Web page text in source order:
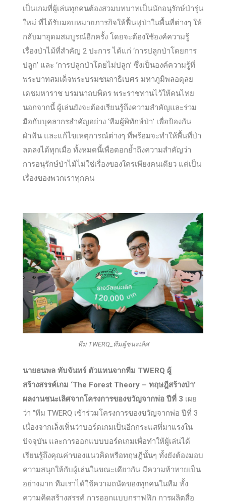
เป็นเกมที่ผู้เล่นทุกคนต้องสวมบทบาทเป็นนักอนุรักษ์ป่ารุ่น
ใหม่ ที่ได้รับมอบหมายภารกิจให้ฟื้นฟูป่าในพื้นที่ต่างๆ ให้
กลับมาอุดมสมบูรณ์อีกครั้ง โดยจะต้องใช้องค์ความรู้
เรื่องป่าไม้ที่สำคัญ 2 ปะการ ได้แก่ ‘การปลูกป่าโดยการ
ปลูก’ และ ‘การปลูกป่าโดยไม่ปลูก’ ซึ่งเป็นองค์ความรู้ที่
พระบาทสมเด็จพระบรมชนกาธิเบศร มหาภูมิพลอดุลย
เดชมหาราช บรมนาถบพิตร พระราชทานไว้ให้คนไทย
นอกจากนี้ ผู้เล่นยังจะต้องเรียนรู้ถึงความสำคัญและร่วม
มือกับบุคลากรสำคัญอย่าง ‘ทีมผู้พิทักษ์ป่า’ เพื่อป้องกัน
ฝ่าฟัน และแก้ไขเหตุการณ์ต่างๆ ที่พร้อมจะทำให้พื้นที่ป่า
ลดลงได้ทุกเมื่อ ทั้งหมดนี้เพื่อตอกย้ำถึงความสำคัญว่า
การอนุรักษ์ป่าไม้ไม่ใช่เรื่องของใครเพียงคนเดียว แต่เป็น
เรื่องของพวกเราทุกคน
ทีม TWERQ_ทีมผู้ชนะเลิศ
นายธนพล ทับจันทร์ ตัวแทนจากทีม TWERQ ผู้
สร้างสรรค์เกม ‘The Forest Theory – ทฤษฎีสร้างป่า’
ผลงานชนะเลิศจากโครงการของขวัญจากพ่อ ปีที่ 3 เผย
ว่า “ทีม TWERQ เข้าร่วมโครงการของขวัญจากพ่อ ปีที่ 3
เนื่องจากเล็งเห็นว่าบอร์ดเกมเป็นอีกกระแสที่มาแรงใน
ปัจจุบัน และการออกแบบบอร์ดเกมเพื่อทำให้ผู้เล่นได้
เรียนรู้ถึงคุณค่าของแนวคิดหรือทฤษฎีนั้นๆ ทั้งยังต้องมอบ
ความสนุกให้กับผู้เล่นในขณะเดียวกัน มีความท้าทายเป็น
อย่างมาก ทีมเราได้ใช้ความถนัดของทุกคนในทีม ทั้ง
ความคิดสร้างสรรค์ การออกแบบกราฟฟิก การผลิตสื่อ